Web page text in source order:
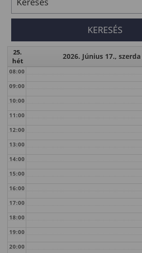
25.
hét
2026. Június 17., szerda
08:00
09:00
10:00
11:00
12:00
13:00
14:00
15:00
16:00
17:00
18:00
19:00
20:00